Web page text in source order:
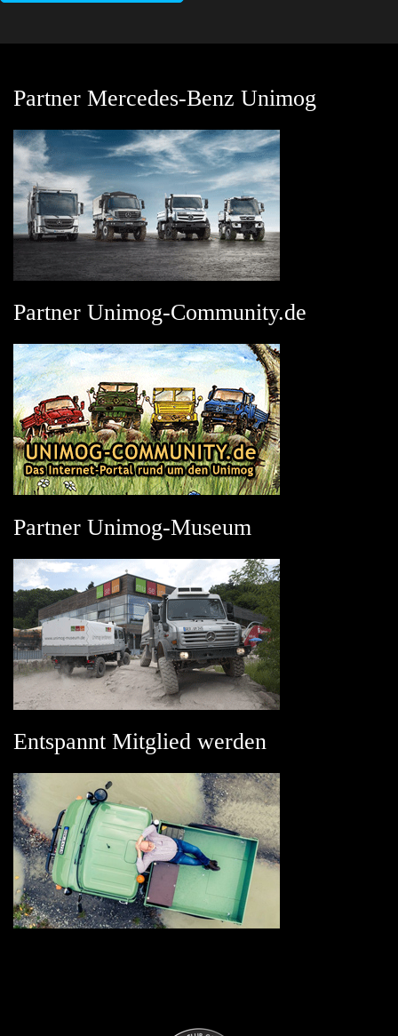
Partner Mercedes-Benz Unimog
Partner Unimog-Community.de
Partner Unimog-Museum
Entspannt Mitglied werden